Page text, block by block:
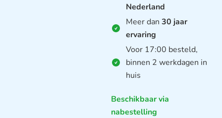
Nederland
Meer dan 30 jaar
ervaring
Voor 17:00 besteld,
binnen 2 werkdagen in
huis
Beschikbaar via
nabestelling